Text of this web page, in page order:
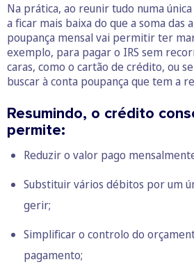
Na prática, ao reunir tudo numa
a ficar mais baixa do que a soma das
poupança mensal vai permitir ter
exemplo, para pagar o IRS sem
caras, como o cartão de crédito, ou
buscar à conta poupança que tem a
Resumindo, o crédito
permite:
Reduzir o valor pago
Substituir vários débitos por um
gerir;
Simplificar o controlo do
pagamento;